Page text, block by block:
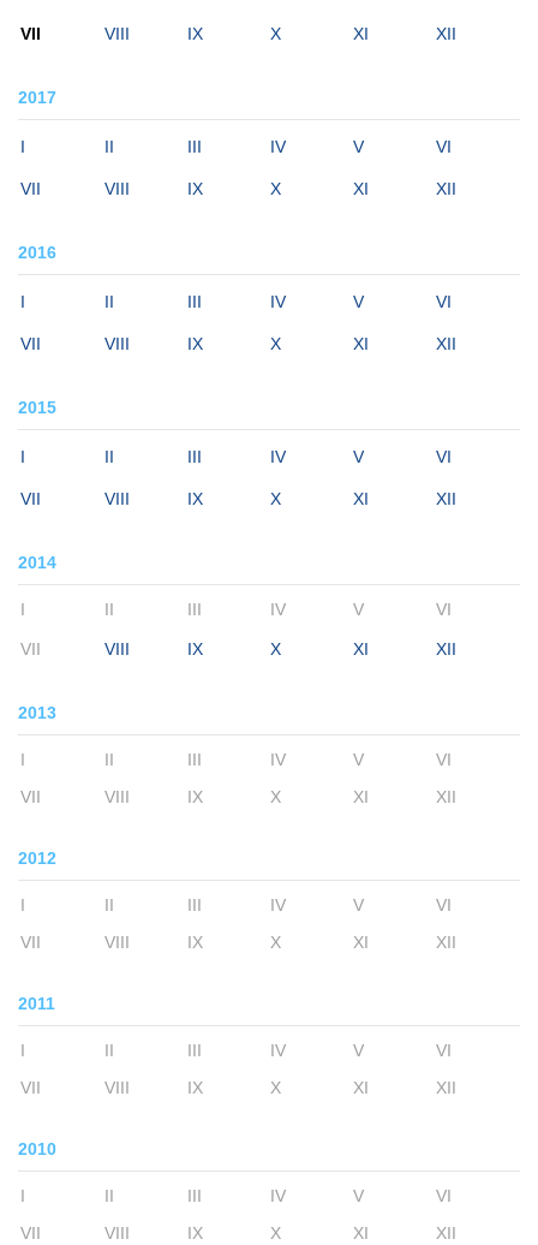
VII VIII IX X XI XII
2017
I II III IV V VI
VII VIII IX X XI XII
2016
I II III IV V VI
VII VIII IX X XI XII
2015
I II III IV V VI
VII VIII IX X XI XII
2014
I II III IV V VI
VII VIII IX X XI XII
2013
I II III IV V
VI
VII
VIII IX X XI XII
2012
I II III IV V
VI
VII
VIII IX X XI XII
2011
I II III IV V
VI
VII
VIII IX X XI XII
2010
I II III IV V
VI
VII
VIII IX X XI XII